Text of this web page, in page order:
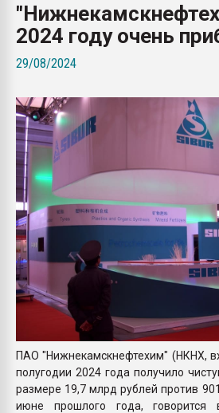
2024 году очень
29/08/2024
ПАО "Нижнекамскнефтехим" (НКНХ,
полугодии 2024 года получило
размере 19,7 млрд рублей против
июне прошлого года, говорится